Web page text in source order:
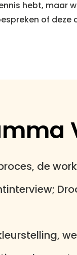
hebt, maar
of deze
de